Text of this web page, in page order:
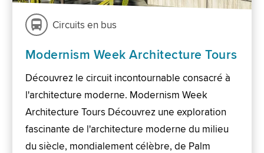
Circuits en bus
Modernism Week Architecture Tours
Découvrez le circuit incontournable consacré à
l'architecture moderne. Modernism Week
Architecture Tours Découvrez une exploration
fascinante de l'architecture moderne du milieu
du siècle, mondialement célèbre, de Palm